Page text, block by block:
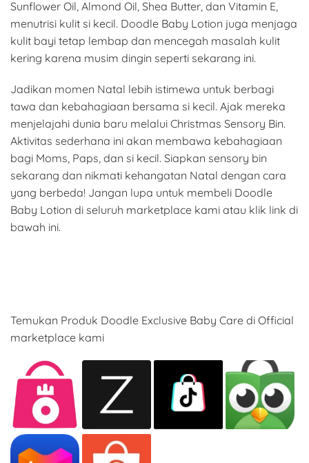
Sunflower Oil, Almond Oil, Shea Butter, dan Vitamin E,
menutrisi kulit si kecil. Doodle Baby Lotion juga menjaga
kulit bayi tetap lembap dan mencegah masalah kulit
kering karena musim dingin seperti sekarang ini.
Jadikan momen Natal lebih istimewa untuk berbagi
tawa dan kebahagiaan bersama si kecil. Ajak mereka
menjelajahi dunia baru melalui Christmas Sensory Bin.
Aktivitas sederhana ini akan membawa kebahagiaan
bagi Moms, Paps, dan si kecil. Siapkan sensory bin
sekarang dan nikmati kehangatan Natal dengan cara
yang berbeda! Jangan lupa untuk membeli Doodle
Baby Lotion di seluruh marketplace kami atau klik link di
bawah ini.
Temukan Produk Doodle Exclusive Baby Care di Official
marketplace kami